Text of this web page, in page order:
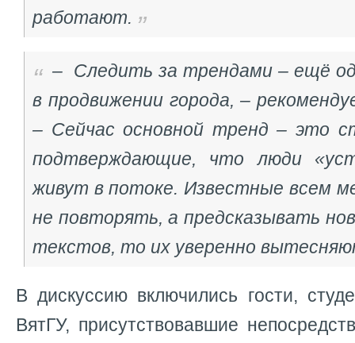
работают.
– Следить за трендами – ещё
в продвижении города, –
– Сейчас основной тренд – это
подтверждающие, что люди
живут в потоке. Известные всем
не повторять, а предсказывать
текстов, то их уверенно
В дискуссию включились гости,
ВятГУ, присутствовавшие